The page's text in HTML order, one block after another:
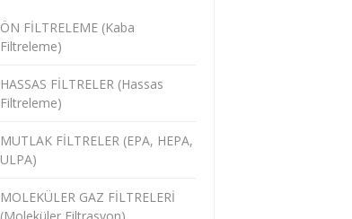
ÖN FİLTRELEME (Kaba
Filtreleme)
HASSAS FİLTRELER (Hassas
Filtreleme)
MUTLAK FİLTRELER (EPA, HEPA,
ULPA)
MOLEKÜLER GAZ FİLTRELERİ